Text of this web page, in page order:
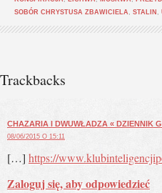
SOBÓR CHRYSTUSA ZBAWICIELA , STALIN ,
Trackbacks
CHAZARIA I DWUWŁADZA « DZIENNIK
08/06/2015 O 15:11
[…] https://
Zaloguj się, aby odpowiedzieć